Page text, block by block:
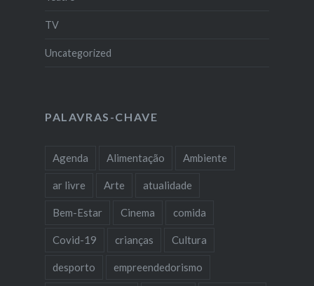
TV
Uncategorized
PALAVRAS-CHAVE
Agenda Alimentação Ambiente
ar livre Arte atualidade
Bem-Estar Cinema comida
Covid-19 crianças Cultura
desporto empreendedorismo